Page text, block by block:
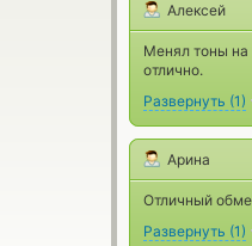
Алексей
Менял тоны на
отлично.
Развернуть (1)
Арина
Отличный
Развернуть (1)